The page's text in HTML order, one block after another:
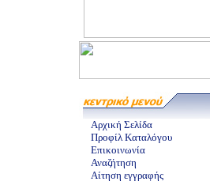
Αρχική Σελίδα
Προφίλ Καταλόγου
Επικοινωνία
Αναζήτηση
Αίτηση εγγραφής